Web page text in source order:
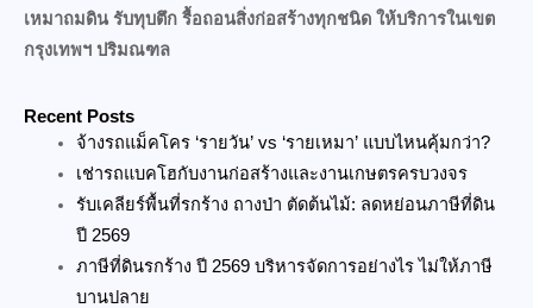
เหมาถมดิน รับทุบตึก รื้อถอนสิ่งก่อสร้างทุกชนิด ให้บริการในเขต
กรุงเทพฯ ปริมณฑล
Recent Posts
จ้างรถแม็คโคร ‘รายวัน’ vs ‘รายเหมา’ แบบไหนคุ้มกว่า?
เช่ารถแบคโฮกับงานก่อสร้างและงานเกษตรครบวงจร
รับเคลียร์พื้นที่รกร้าง ถางป่า ตัดต้นไม้: ลดหย่อนภาษีที่ดิน
ปี 2569
ภาษีที่ดินรกร้าง ปี 2569 บริหารจัดการอย่างไร ไม่ให้ภาษี
บานปลาย